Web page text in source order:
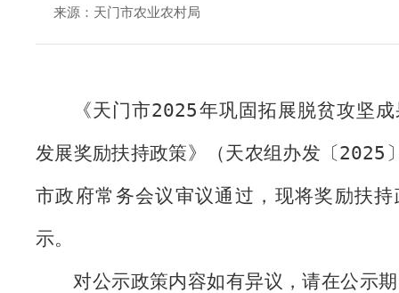
来源：天门市农业农村局
《天门市2025年巩固拓展脱贫攻坚
发展奖励扶持政策》（天农组办发〔2025
市政府常务会议审议通过，现将奖励扶
示。
对公示政策内容如有异议，请在公示